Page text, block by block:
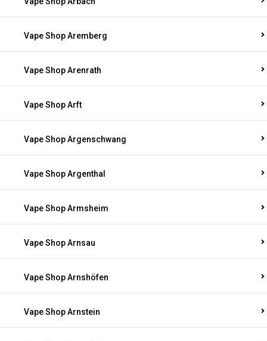
Vape Shop Aremberg
Vape Shop Arenrath
Vape Shop Arft
Vape Shop Argenschwang
Vape Shop Argenthal
Vape Shop Armsheim
Vape Shop Arnsau
Vape Shop Arnshöfen
Vape Shop Arnstein